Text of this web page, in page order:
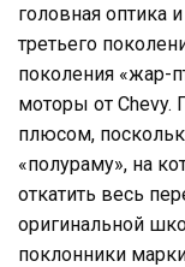
головная
третьего
поколения «жар-
моторы от Chevy.
плюсом,
«полураму», на
откатить весь
оригинальной
поклонники